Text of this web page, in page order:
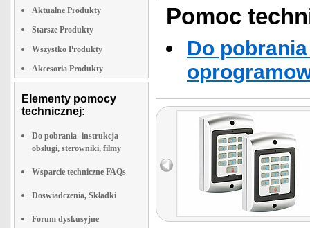
Aktualne Produkty
Starsze Produkty
Wszystko Produkty
Akcesoria Produkty
Elementy pomocy
technicznej:
Do pobrania- instrukcja
obslugi, sterowniki, filmy
Wsparcie techniczne FAQs
Doswiadczenia, Składki
Forum dyskusyjne
Pomoc
Do